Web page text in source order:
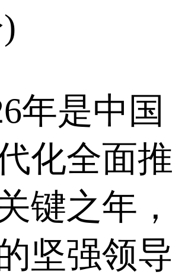
年是中国
化全面推
键之年，
坚强领导